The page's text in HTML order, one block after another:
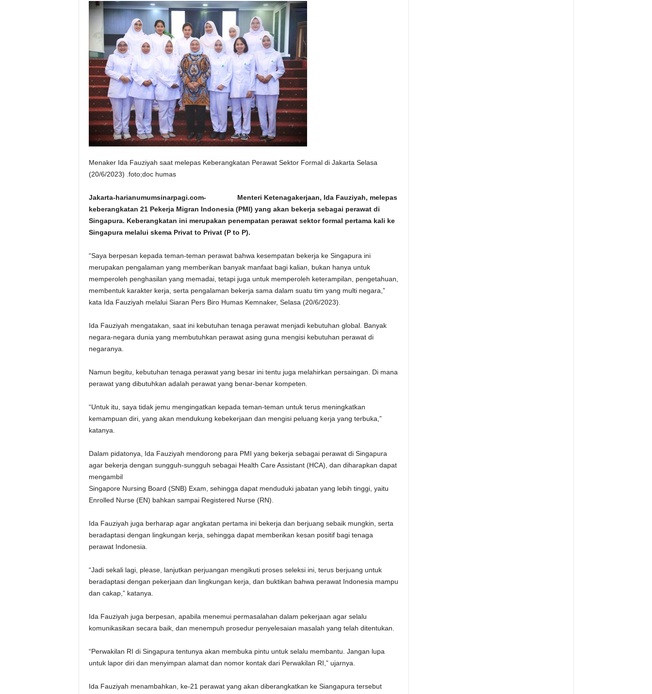
Menaker Ida Fauziyah saat melepas Keberangkatan Perawat Sektor Formal di Jakarta Selasa
(20/6/2023) .foto;doc humas
Jakarta-harianumumsinarpagi.com- Menteri Ketenagakerjaan, Ida Fauziyah, melepas
keberangkatan 21 Pekerja Migran Indonesia (PMI) yang akan bekerja sebagai perawat di
Singapura. Keberangkatan ini merupakan penempatan perawat sektor formal pertama kali ke
Singapura melalui skema Privat to Privat (P to P).
“Saya berpesan kepada teman-teman perawat bahwa kesempatan bekerja ke Singapura ini
merupakan pengalaman yang memberikan banyak manfaat bagi kalian, bukan hanya untuk
memperoleh penghasilan yang memadai, tetapi juga untuk memperoleh keterampilan, pengetahuan,
membentuk karakter kerja, serta pengalaman bekerja sama dalam suatu tim yang multi negara,”
kata Ida Fauziyah melalui Siaran Pers Biro Humas Kemnaker, Selasa (20/6/2023).
Ida Fauziyah mengatakan, saat ini kebutuhan tenaga perawat menjadi kebutuhan global. Banyak
negara-negara dunia yang membutuhkan perawat asing guna mengisi kebutuhan perawat di
negaranya.
Namun begitu, kebutuhan tenaga perawat yang besar ini tentu juga melahirkan persaingan. Di mana
perawat yang dibutuhkan adalah perawat yang benar-benar kompeten.
“Untuk itu, saya tidak jemu mengingatkan kepada teman-teman untuk terus meningkatkan
kemampuan diri, yang akan mendukung kebekerjaan dan mengisi peluang kerja yang terbuka,”
katanya.
Dalam pidatonya, Ida Fauziyah mendorong para PMI yang bekerja sebagai perawat di Singapura
agar bekerja dengan sungguh-sungguh sebagai Health Care Assistant (HCA), dan diharapkan dapat
mengambil
Singapore Nursing Board (SNB) Exam, sehingga dapat menduduki jabatan yang lebih tinggi, yaitu
Enrolled Nurse (EN) bahkan sampai Registered Nurse (RN).
Ida Fauziyah juga berharap agar angkatan pertama ini bekerja dan berjuang sebaik mungkin, serta
beradaptasi dengan lingkungan kerja, sehingga dapat memberikan kesan positif bagi tenaga
perawat Indonesia.
“Jadi sekali lagi, please, lanjutkan perjuangan mengikuti proses seleksi ini, terus berjuang untuk
beradaptasi dengan pekerjaan dan lingkungan kerja, dan buktikan bahwa perawat Indonesia mampu
dan cakap,” katanya.
Ida Fauziyah juga berpesan, apabila menemui permasalahan dalam pekerjaan agar selalu
komunikasikan secara baik, dan menempuh prosedur penyelesaian masalah yang telah ditentukan.
“Perwakilan RI di Singapura tentunya akan membuka pintu untuk selalu membantu. Jangan lupa
untuk lapor diri dan menyimpan alamat dan nomor kontak dari Perwakilan RI,” ujarnya.
Ida Fauziyah menambahkan, ke-21 perawat yang akan diberangkatkan ke Siangapura tersebut